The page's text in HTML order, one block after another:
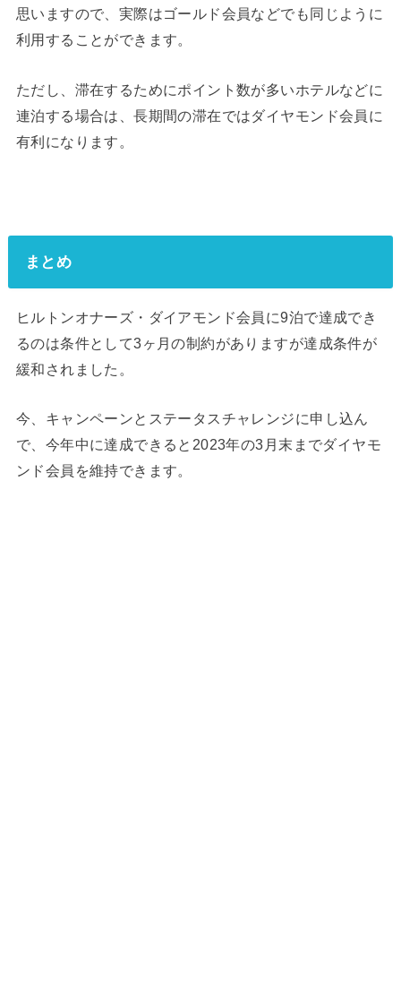
思いますので、実際はゴールド会員などでも同じように
利用することができます。
ただし、滞在するためにポイント数が多いホテルなどに
連泊する場合は、長期間の滞在ではダイヤモンド会員に
有利になります。
まとめ
ヒルトンオナーズ・ダイアモンド会員に9泊で達成でき
るのは条件として3ヶ月の制約がありますが達成条件が
緩和されました。
今、キャンペーンとステータスチャレンジに申し込ん
で、今年中に達成できると2023年の3月末までダイヤモ
ンド会員を維持できます。